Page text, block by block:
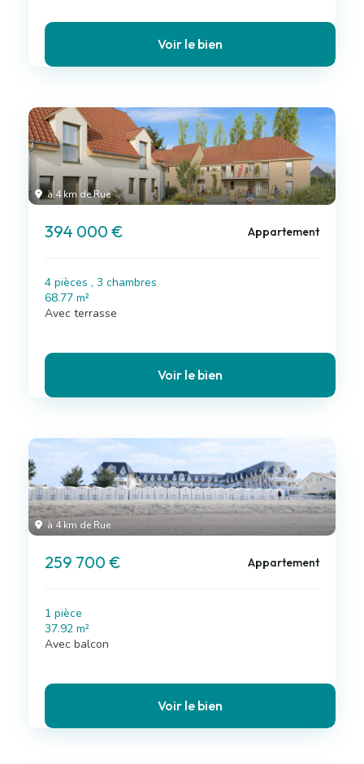
Voir le bien
à 4 km de Rue
394 000 € Appartement
4 pièces , 3 chambres
68.77 m²
Avec terrasse
Voir le bien
à 4 km de Rue
259 700 € Appartement
1 pièce
37.92 m²
Avec balcon
Voir le bien